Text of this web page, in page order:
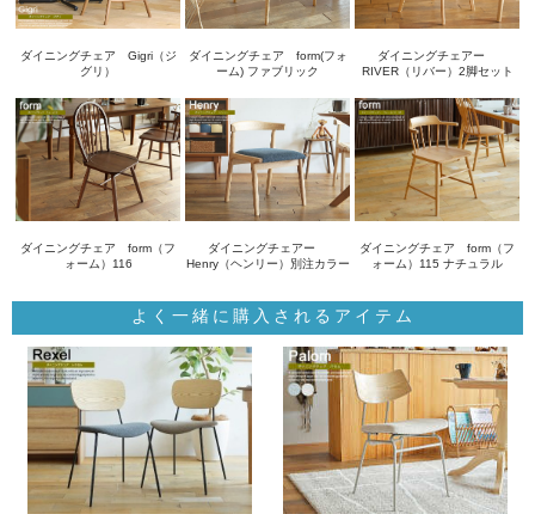
ダイニングチェア Gigri（ジ
グリ）
ダイニングチェア form(フォ
ーム) ファブリック
ダイニングチェアー
RIVER（リバー）2脚セット
ダイニングチェア form（フ
ォーム）116
ダイニングチェアー
Henry（ヘンリー）別注カラー
ダイニングチェア form（フ
ォーム）115 ナチュラル
よく一緒に購入されるアイテム